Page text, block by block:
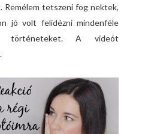
Remélem tetszeni fog nektek,
jó volt felidézni mindenféle
történeteket. A videót
.